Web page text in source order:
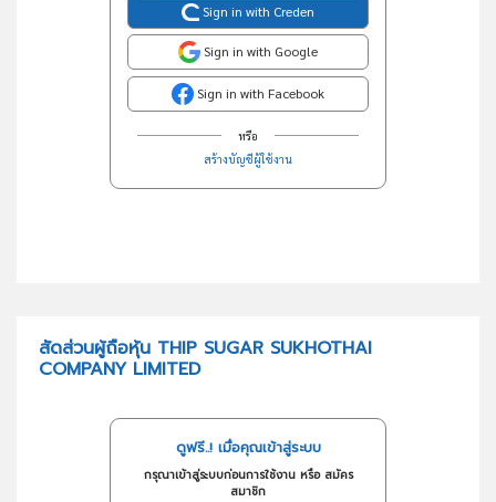
Sign in with Creden
Sign in with Google
Sign in with Facebook
หรือ
สร้างบัญชีผู้ใช้งาน
สัดส่วนผู้ถือหุ้น THIP SUGAR SUKHOTHAI
COMPANY LIMITED
ดูฟรี..! เมื่อคุณเข้าสู่ระบบ
กรุณาเข้าสู่ระบบก่อนการใช้งาน หรือ สมัคร
สมาชิก